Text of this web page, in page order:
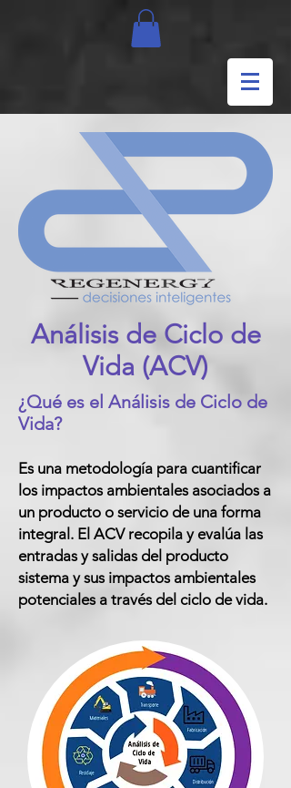
Análisis de Ciclo de
Vida (ACV)
¿Qué es el Análisis de Ciclo de
Vida?
Es una metodología para cuantificar
los impactos ambientales asociados a
un producto o servicio de una forma
integral. El ACV recopila y evalúa las
entradas y salidas del producto
sistema y sus impactos ambientales
potenciales a través del ciclo de vida.